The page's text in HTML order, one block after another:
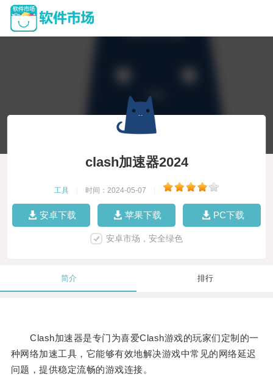
clash加速器2024
工具 时间：2024-05-07
安卓下载 苹果下载 PC下载
安卓市场，安全绿色
简介 排行
Clash加速器是专门为喜爱Clash游戏的玩家们定制的一
种网络加速工具，它能够有效地解决游戏中常见的网络延迟
问题，提供稳定流畅的游戏连接。